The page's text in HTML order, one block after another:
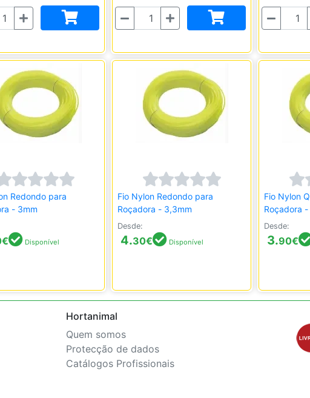
Quantidade Quantidade
Redondo para
- 3mm
€ Disponível
Fio Nylon Redondo para
Roçadora - 3,3mm
Desde:
4.30€ Disponível
Fio Nylon
Roçadora
Desde:
3.90€
Hortanimal
Quem somos
Protecção de dados
Catálogos Profissionais